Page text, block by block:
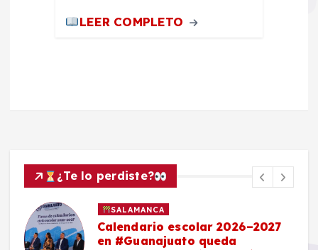
LEER COMPLETO
¿Te lo perdiste?
SALAMANCA
Calendario escolar 2026–2027
en #Guanajuato queda